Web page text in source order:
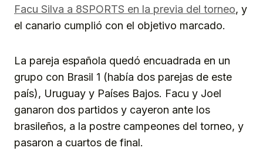
Facu Silva a 8SPORTS en la previa del torneo, y
el canario cumplió con el objetivo marcado.
La pareja española quedó encuadrada en un
grupo con Brasil 1 (había dos parejas de este
país), Uruguay y Países Bajos. Facu y Joel
ganaron dos partidos y cayeron ante los
brasileños, a la postre campeones del torneo, y
pasaron a cuartos de final.